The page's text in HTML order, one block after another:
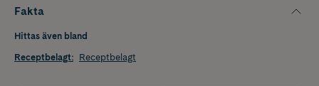
Fakta
Hittas även bland
Receptbelagt: Receptbelagt